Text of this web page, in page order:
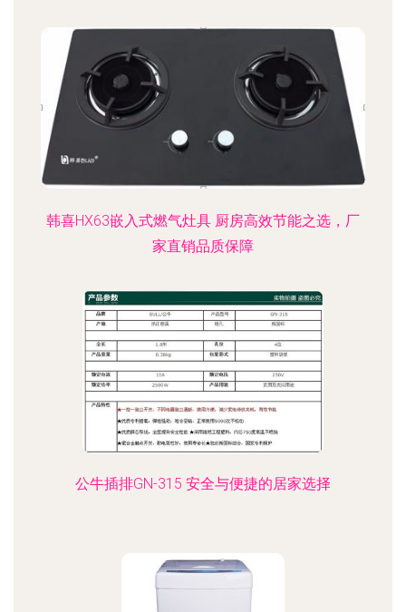
韩喜HX63嵌入式燃气灶具 厨房高效节能之选，厂
家直销品质保障
公牛插排GN-315 安全与便捷的居家选择